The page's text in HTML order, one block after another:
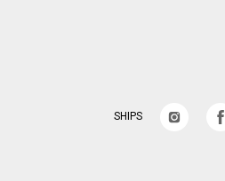
SHIPS